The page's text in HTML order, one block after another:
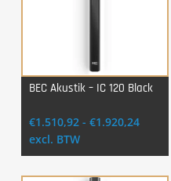
BEC Akustik – IC 120 Black
€1.510,92 - €1.920,24
tot
excl. BTW